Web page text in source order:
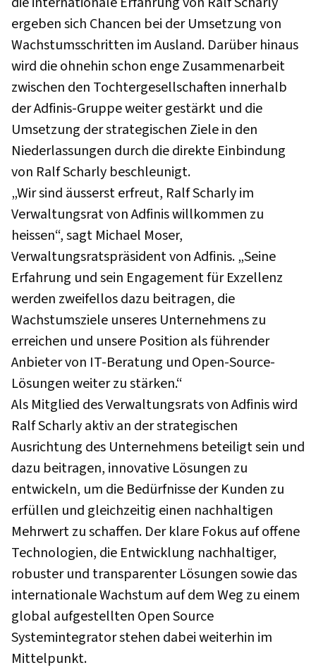
ergeben sich Chancen bei der Umsetzung von
Wachstumsschritten im Ausland. Darüber hinaus
wird die ohnehin schon enge Zusammenarbeit
zwischen den Tochtergesellschaften innerhalb
der Adfinis-Gruppe weiter gestärkt und die
Umsetzung der strategischen Ziele in den
Niederlassungen durch die direkte Einbindung
von Ralf Scharly beschleunigt.
„Wir sind äusserst erfreut, Ralf Scharly im
Verwaltungsrat von Adfinis willkommen zu
heissen“, sagt Michael Moser,
Verwaltungsratspräsident von Adfinis. „Seine
Erfahrung und sein Engagement für Exzellenz
werden zweifellos dazu beitragen, die
Wachstumsziele unseres Unternehmens zu
erreichen und unsere Position als führender
Anbieter von IT-Beratung und Open-Source-
Lösungen weiter zu stärken.“
Als Mitglied des Verwaltungsrats von Adfinis wird
Ralf Scharly aktiv an der strategischen
Ausrichtung des Unternehmens beteiligt sein und
dazu beitragen, innovative Lösungen zu
entwickeln, um die Bedürfnisse der Kunden zu
erfüllen und gleichzeitig einen nachhaltigen
Mehrwert zu schaffen. Der klare Fokus auf offene
Technologien, die Entwicklung nachhaltiger,
robuster und transparenter Lösungen sowie das
internationale Wachstum auf dem Weg zu einem
global aufgestellten Open Source
Systemintegrator stehen dabei weiterhin im
Mittelpunkt.